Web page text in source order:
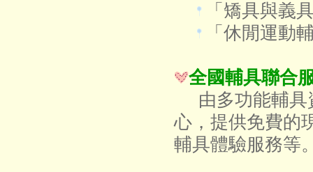
「矯具與義
「休閒運動
全國輔具聯合
由多功能輔具
心，提供免費的
輔具體驗服務等